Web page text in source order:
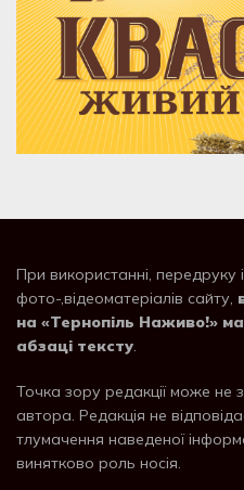
При використанні, передруку
фото-,відеоматеріалів сайту,
на «Тернопіль Наживо!»
абзаці тексту.
Точка зору редакції може не
автора. Редакція не
тлумачення наведеної
винятково роль носія.